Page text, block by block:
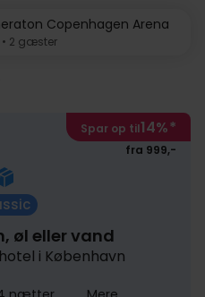
Copenhagen Arena
2 gæster
Spar op til14%*
fra 999,-
øl eller vand
i København